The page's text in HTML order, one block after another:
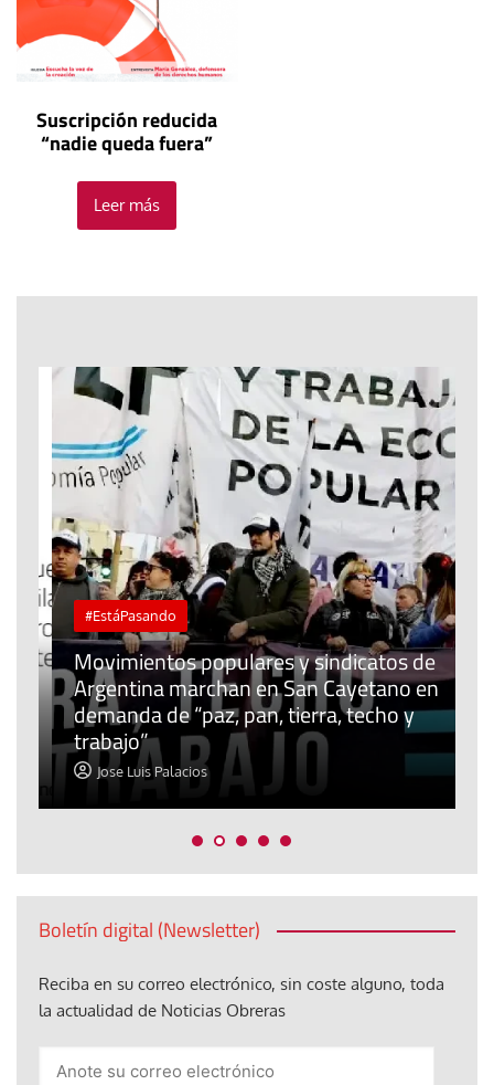
Suscripción reducida
“nadie queda fuera”
Leer más
#EstáPasando
Movimientos populares y sindicatos de
Argentina marchan en San Cayetano en
demanda de “paz, pan, tierra, techo y
trabajo”
Jose Luis Palacios
Boletín digital (Newsletter)
Reciba en su correo electrónico, sin coste alguno, toda
la actualidad de Noticias Obreras